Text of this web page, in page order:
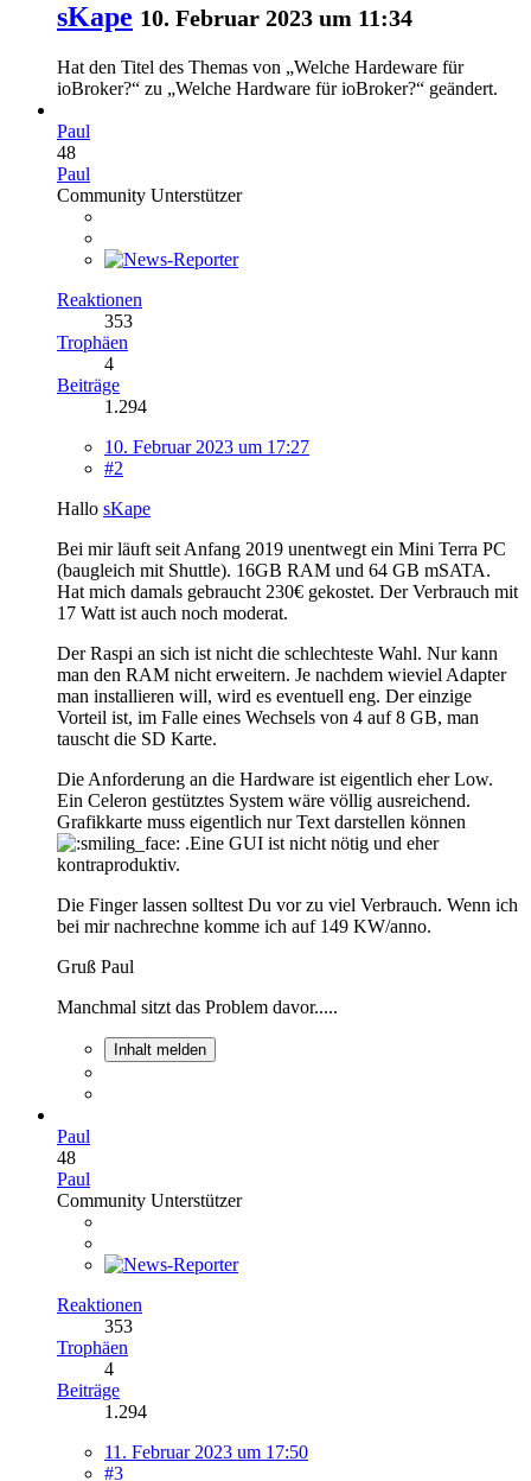
sKape 10. Februar 2023 um 11:34
Hat den Titel des Themas von „Welche Hardeware für
ioBroker?“ zu „Welche Hardware für ioBroker?“ geändert.
Paul
48
Paul
Community Unterstützer
Reaktionen
353
Trophäen
4
Beiträge
1.294
10. Februar 2023 um 17:27
#2
Hallo sKape
Bei mir läuft seit Anfang 2019 unentwegt ein Mini Terra PC
(baugleich mit Shuttle). 16GB RAM und 64 GB mSATA.
Hat mich damals gebraucht 230€ gekostet. Der Verbrauch mit
17 Watt ist auch noch moderat.
Der Raspi an sich ist nicht die schlechteste Wahl. Nur kann
man den RAM nicht erweitern. Je nachdem wieviel Adapter
man installieren will, wird es eventuell eng. Der einzige
Vorteil ist, im Falle eines Wechsels von 4 auf 8 GB, man
tauscht die SD Karte.
Die Anforderung an die Hardware ist eigentlich eher Low.
Ein Celeron gestütztes System wäre völlig ausreichend.
Grafikkarte muss eigentlich nur Text darstellen können
.Eine GUI ist nicht nötig und eher
kontraproduktiv.
Die Finger lassen solltest Du vor zu viel Verbrauch. Wenn ich
bei mir nachrechne komme ich auf 149 KW/anno.
Gruß Paul
Manchmal sitzt das Problem davor.....
Inhalt melden
Paul
48
Paul
Community Unterstützer
Reaktionen
353
Trophäen
4
Beiträge
1.294
11. Februar 2023 um 17:50
#3